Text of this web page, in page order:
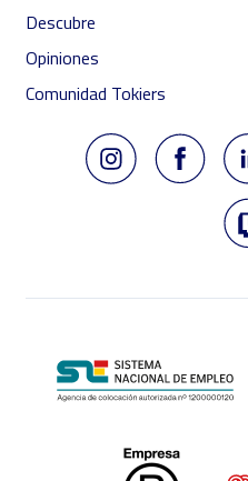
Descubre
Opiniones
Comunidad Tokiers